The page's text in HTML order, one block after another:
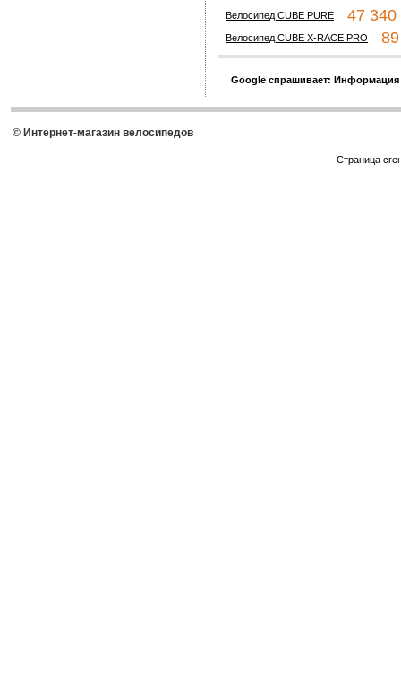
Велосипед CUBE PURE 47 340
Велосипед CUBE X-RACE PRO 89
Google спрашивает:
© Интернет-магазин велосипедов
Страница